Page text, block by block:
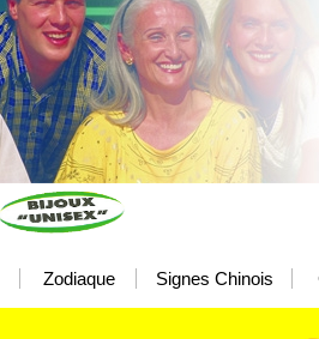
Zodiaque Signes Chinois